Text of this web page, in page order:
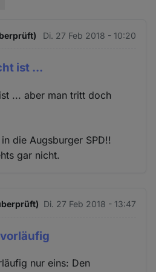
Di. 27 Feb 2018 - 10:20
ist ...
... aber man tritt doch
die Augsburger SPD!!
gar nicht.
Di. 27 Feb 2018 - 13:47
nur eins: Den